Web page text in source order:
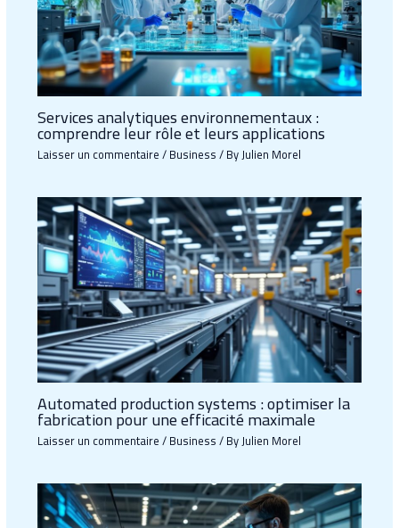
Services analytiques environnementaux :
comprendre leur rôle et leurs applications
Laisser un commentaire/Business/ ByJulien Morel
Automated production systems : optimiser la
fabrication pour une efficacité maximale
Laisser un commentaire/Business/ ByJulien Morel